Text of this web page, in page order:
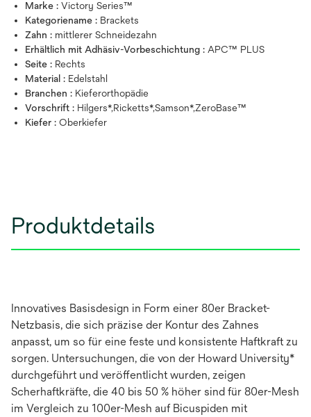
Marke : Victory Series™
Kategoriename : Brackets
Zahn : mittlerer Schneidezahn
Erhältlich mit Adhäsiv-Vorbeschichtung : APC™ PLUS
Seite : Rechts
Material : Edelstahl
Branchen : Kieferorthopädie
Vorschrift : Hilgers*,Ricketts*,Samson*,ZeroBase™
Kiefer : Oberkiefer
Produktdetails
Innovatives Basisdesign in Form einer 80er Bracket-
Netzbasis, die sich präzise der Kontur des Zahnes
anpasst, um so für eine feste und konsistente Haftkraft zu
sorgen. Untersuchungen, die von der Howard University*
durchgeführt und veröffentlicht wurden, zeigen
Scherhaftkräfte, die 40 bis 50 % höher sind für 80er-Mesh
im Vergleich zu 100er-Mesh auf Bicuspiden mit